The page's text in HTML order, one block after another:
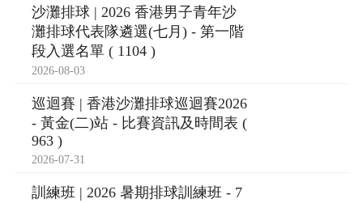
沙灘排球 | 2026 香港男子青年沙
灘排球代表隊遴選(七月) - 第一階
段入選名單 ( 1104 )
2026-08-03
巡迴賽 | 香港沙灘排球巡迴賽2026
- 黃金(二)站 - 比賽資訊及時間表 (
963 )
2026-07-31
訓練班 | 2026 暑期排球訓練班 - 7